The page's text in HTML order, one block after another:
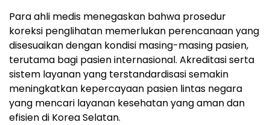
Para ahli medis menegaskan bahwa prosedur
koreksi penglihatan memerlukan perencanaan yang
disesuaikan dengan kondisi masing-masing pasien,
terutama bagi pasien internasional. Akreditasi serta
sistem layanan yang terstandardisasi semakin
meningkatkan kepercayaan pasien lintas negara
yang mencari layanan kesehatan yang aman dan
efisien di Korea Selatan.